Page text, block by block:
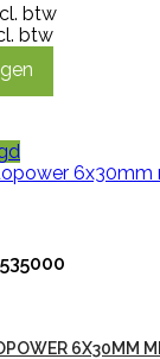
btw
btw
6X30MM